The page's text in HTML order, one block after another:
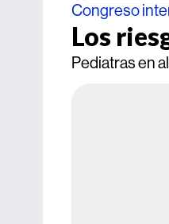
Congreso
Los
Pediatras en